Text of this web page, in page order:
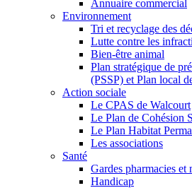
Annuaire commercial
Environnement
Tri et recyclage des
Lutte contre les
Bien-être animal
Plan stratégique de
(PSSP) et Plan local
Action sociale
Le CPAS de Walcourt
Le Plan de Cohésion
Le Plan Habitat
Les associations
Santé
Gardes pharmacies et
Handicap